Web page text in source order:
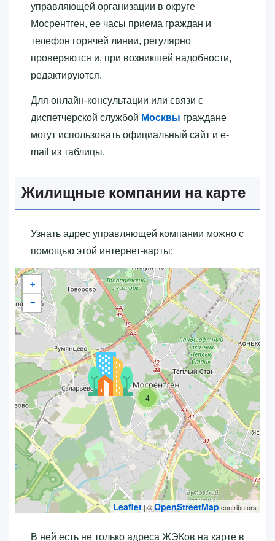
управляющей организации в округе
Мосрентген, ее часы приема граждан и
телефон горячей линии, регулярно
проверяются и, при возникшей надобности,
редактируются.
Для онлайн-консультации или связи с
диспетчерской службой Москвы граждане
могут использовать официальный сайт и e-
mail из таблицы.
Жилищные компании на карте
Узнать адрес управляющей компании можно с
помощью этой интернет-карты:
4
+
−
Leaflet | ©OpenStreetMap contributors
В ней есть не только адреса ЖЭКов на карте в